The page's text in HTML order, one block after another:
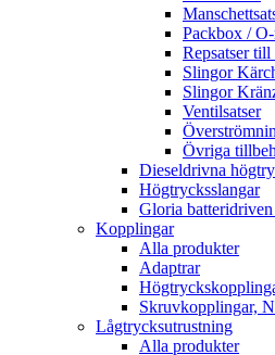
Packbox /
Repsatser
Slingor
Slingor
Ventilsatser
Övriga
Dieseldrivna
Högtrycksslangar
Gloria
Kopplingar
Alla produkter
Adaptrar
Skruvkopplingar,
Lågtrycksutrustning
Alla produkter